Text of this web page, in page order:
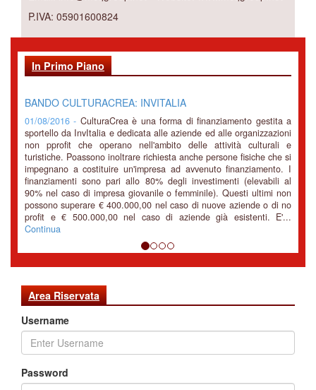
P.IVA: 05901600824
In Primo Piano
BANDO CULTURACREA: INVITALIA
01/08/2016 - CulturaCrea è una forma di finanziamento gestita a
sportello da InvItalia e dedicata alle aziende ed alle organizzazioni
non pprofit che operano nell'ambito delle attività culturali e
turistiche. Poassono inoltrare richiesta anche persone fisiche che si
impegnano a costituire un'impresa ad avvenuto finanziamento. I
finanziamenti sono pari allo 80% degli investimenti (elevabili al
90% nel caso di impresa giovanile o femminile). Questi ultimi non
possono superare € 400.000,00 nel caso di nuove aziende o di no
profit e € 500.000,00 nel caso di aziende già esistenti. E'...
Continua
Area Riservata
Username
Password